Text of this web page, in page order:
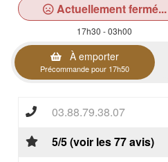
Actuellement fermé...
17h30 - 03h00
À emporter
Précommande pour 17h50
03.88.79.38.07
5/5 (voir les 77 avis)